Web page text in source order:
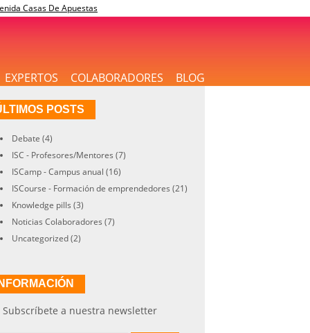
Casas De Apuestas
EXPERTOS COLABORADORES BLOG
POSTS
Debate (4)
ISC - Profesores/Mentores (7)
ISCamp - Campus anual (16)
ISCourse - Formación de emprendedores (21)
Knowledge pills (3)
Noticias Colaboradores (7)
Uncategorized(2)
INFORMACIÓN
Subscríbete a nuestra newsletter